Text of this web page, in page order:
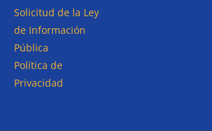
Solicitud de la Ley
de Información
Pública
Política de
Privacidad